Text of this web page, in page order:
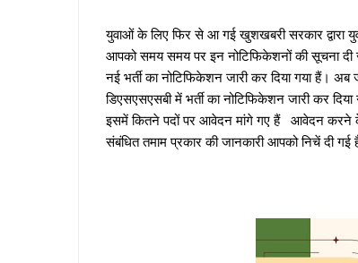
युवाओं के लिए फिर से आ गई खुशखबरी सरकार द्वारा
आपको समय समय पर इन नोटिफिकेशनों की सूचना
नई भर्ती का नोटिफिकेशन जारी कर दिया गया हैं।
डिएसएसएसबी में भर्ती का नोटिफिकेशन जारी कर
इसमें कितने पदों पर आवेदन मांगे गए हैं आवेदन करने के
संबंधित तमाम प्रकार की जानकारी आपको निचें दी